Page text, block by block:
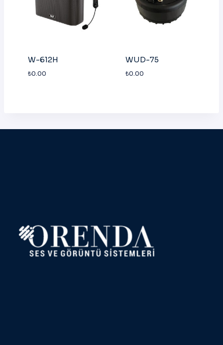
W-612H
₺0.00
WUD-75
₺0.00